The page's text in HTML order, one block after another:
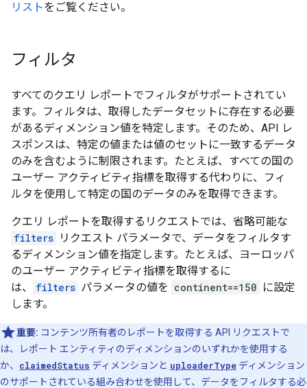
リストをご覧ください。
フィルタ
すべてのクエリ レポートでフィルタがサポートされてい
ます。フィルタは、取得したデータセットに存在する必要
があるディメンション値を特定します。そのため、API レ
スポンスは、特定の値または値のセットに一致するデータ
のみを含むように制限されます。たとえば、すべての国の
ユーザー アクティビティ指標を取得する代わりに、フィ
ルタを使用して特定の国のデータのみを取得できます。
クエリ レポートを取得するリクエストでは、省略可能な
filters リクエスト パラメータで、データをフィルタす
るディメンション値を指定します。たとえば、ヨーロッパ
のユーザー アクティビティ指標を取得するに
は、
filters パラメータの値を continent==150 に設定
します。
重要: コンテンツ所有者のレポートを取得する API リクエストで
は、レポート エンティティのディメンションのいずれかを使用する
か、 claimedStatus ディメンションと uploaderType ディメンション
のサポートされている組み合わせを使用して、データをフィルタする必